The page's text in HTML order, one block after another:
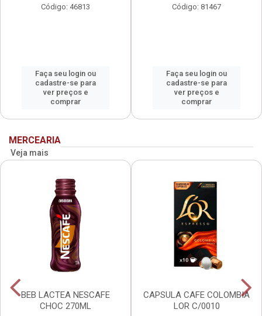
Código: 46813
Faça seu login ou
cadastre-se para
ver preços e
comprar
Código: 81467
Faça seu login ou
cadastre-se para
ver preços e
comprar
MERCEARIA
Veja mais
BEB LACTEA NESCAFE
CHOC 270ML
CAPSULA CAFE COLOMBIA
LOR C/0010